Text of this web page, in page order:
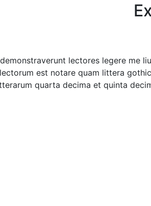
lectores legere me
est notare quam littera
quarta decima et quinta